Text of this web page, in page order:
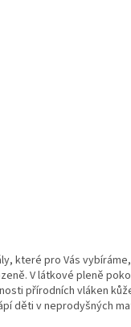
které pro Vás
V látkové pleně
přírodních vláken
děti v neprodyšných